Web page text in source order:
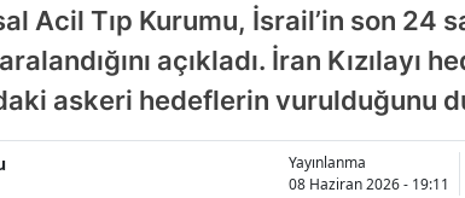
Aydın
Balıkesir
Bilecik
Bingöl
Acil Tıp Kurumu, İsrail’in son 24
açıkladı. İran
askeri hedeflerin vurulduğunu
Yayınlanma
08 Haziran 2026 - 19:11